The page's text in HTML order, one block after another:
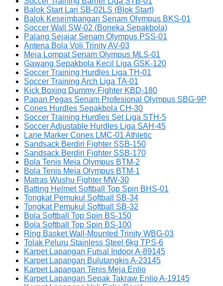
Balok Start Lari SB-02LS (Blok Start)
Balok Keseimbangan Senam Olympus BKS-01
Soccer Wall SW-02 (Boneka Sepakbola)
Palang Sejajar Senam Olympus PSS-01
Antena Bola Voli Trinity AV-03
Meja Lompat Senam Olympus MLS-01
Gawang Sepakbola Kecil Liga GSK-120
Soccer Training Hurdles Liga TH-01
Soccer Training Arch Liga TA-01
Kick Boxing Dummy Fighter KBD-180
Papan Pegas Senam Profesional Olympus SBG-9P
Cones Hurdles Sepakbola CH-30
Soccer Training Hurdles Set Liga STH-5
Soccer Adjustable Hurdles Liga SAH-45
Lane Marker Cones LMC-01 Athletic
Sandsack Berdiri Fighter SSB-150
Sandsack Berdiri Fighter SSB-170
Bola Tenis Meja Olympus BTM-2
Bola Tenis Meja Olympus BTM-1
Matras Wushu Fighter MW-30
Batting Helmet Softball Top Spin BHS-01
Tongkat Pemukul Softball SB-34
Tongkat Pemukul Softball SB-32
Bola Softball Top Spin BS-150
Bola Softball Top Spin BS-100
Ring Basket Wall-Mounted Trinity WBG-03
Tolak Peluru Stainless Steel 6kg TPS-6
Karpet Lapangan Futsal Indoor A-89145
Karpet Lapangan Bulutangkis A-23145
Karpet Lapangan Tenis Meja Enlio
Karpet Lapangan Sepak Takraw Enlio A-19145